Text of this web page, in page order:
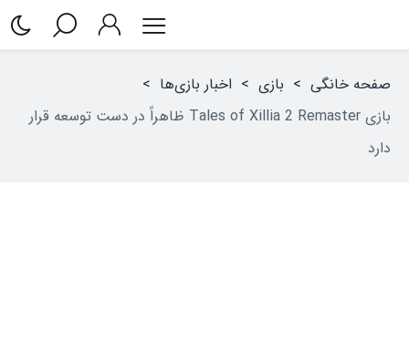
صفحه خانگی > بازی > اخبار بازی‌ها >
بازی Tales of Xillia 2 Remaster ظاهراً در دست توسعه قرار
دارد